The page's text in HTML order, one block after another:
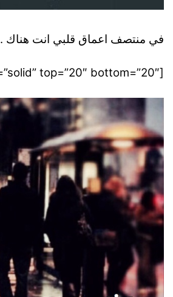
في منتصف اعماق قلبي انت هناك .
[divider style=”solid” top=”20″ bottom=”20″]